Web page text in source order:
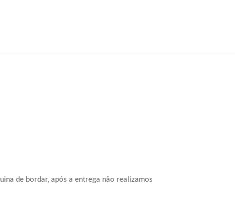
de bordar, após a entrega não realizamos